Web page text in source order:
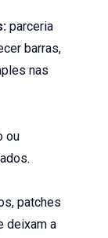
parceria
barras,
nas
ou
patches
deixam a